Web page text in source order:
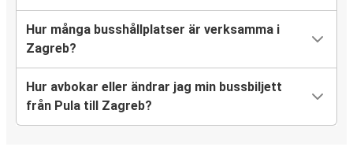
Hur många busshållplatser är verksamma i
Zagreb?
Hur avbokar eller ändrar jag min bussbiljett
från Pula till Zagreb?